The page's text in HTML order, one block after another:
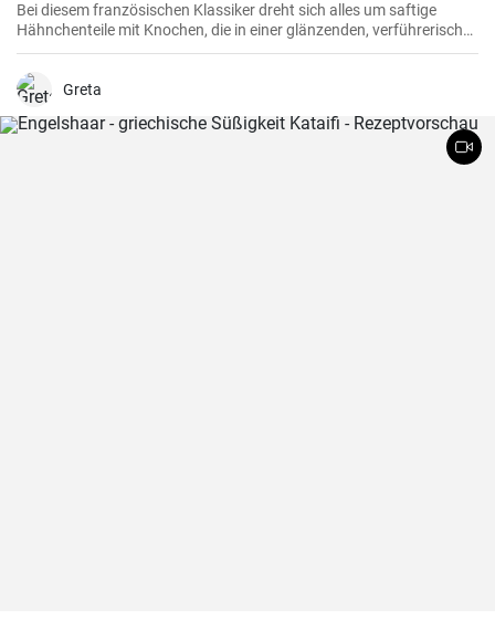
Bei diesem französischen Klassiker dreht sich alles um saftige
Hähnchenteile mit Knochen, die in einer glänzenden, verführerisch
dunklen und reichhaltigen Rotweinsauce geschmort werden.
Greta